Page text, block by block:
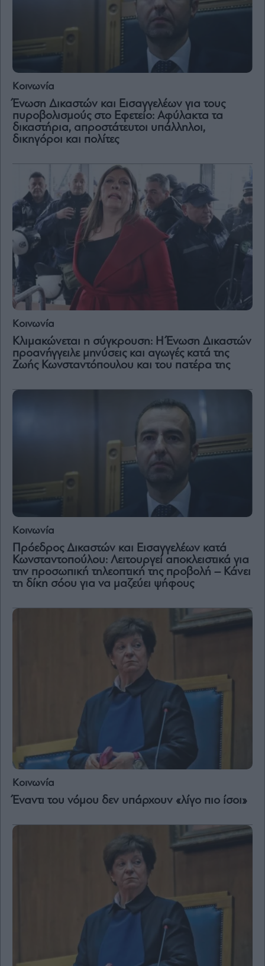
Κοινωνία
Ένωση Δικαστών και Εισαγγελέων για τους
πυροβολισμούς στο Εφετείο: Αφύλακτα τα
δικαστήρια, απροστάτευτοι υπάλληλοι,
δικηγόροι και πολίτες
Κοινωνία
Κλιμακώνεται η σύγκρουση: Η Ένωση Δικαστών
προανήγγειλε μηνύσεις και αγωγές κατά της
Ζωής Κωνσταντόπουλου και του πατέρα της
Κοινωνία
Πρόεδρος Δικαστών και Εισαγγελέων κατά
Κωνσταντοπούλου: Λειτουργεί αποκλειστικά για
την προσωπική τηλεοπτική της προβολή – Κάνει
τη δίκη σόου για να μαζεύει ψήφους
Κοινωνία
Έναντι του νόμου δεν υπάρχουν «λίγο πιο ίσοι»